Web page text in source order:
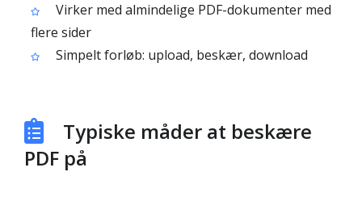
Virker med almindelige PDF-dokumenter med
flere sider
Simpelt forløb: upload, beskær, download
Typiske måder at beskære
PDF på